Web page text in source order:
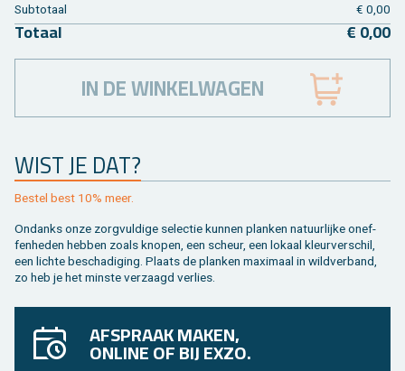
WIST JE DAT?
Be­stel best 10% meer.
On­danks onze zorg­vul­di­ge se­lec­tie kun­nen plan­ken na­tuur­lij­ke on­ef­
fen­he­den heb­ben zoals kno­pen, een scheur, een lo­kaal kleur­ver­schil,
een lich­te be­scha­di­ging. Plaats de plan­ken maxi­maal in wild­ver­band,
zo heb je het min­ste ver­zaagd ver­lies.
Sub­to­taal € 0,00
To­taal € 0,00
IN DE WINKELWAGEN
AFSPRAAK MAKEN,
ONLINE OF BIJ EXZO.